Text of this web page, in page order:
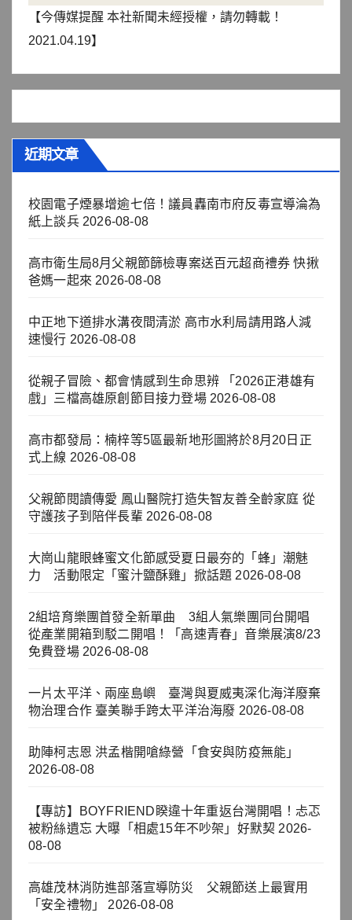
【今傳媒提醒 本社新聞未經授權，請勿轉載！
2021.04.19】
近期文章
校園電子煙暴增逾七倍！議員轟南市府反毒宣導淪為
紙上談兵 2026-08-08
高市衛生局8月父親節篩檢專案送百元超商禮券 快揪
爸媽一起來 2026-08-08
中正地下道排水溝夜間清淤 高市水利局請用路人減
速慢行 2026-08-08
從親子冒險、都會情感到生命思辨 「2026正港雄有
戲」三檔高雄原創節目接力登場 2026-08-08
高市都發局：楠梓等5區最新地形圖將於8月20日正
式上線 2026-08-08
父親節閱讀傳愛 鳳山醫院打造失智友善全齡家庭 從
守護孩子到陪伴長輩 2026-08-08
大崗山龍眼蜂蜜文化節感受夏日最夯的「蜂」潮魅
力 活動限定「蜜汁鹽酥雞」掀話題 2026-08-08
2組培育樂團首發全新單曲 3組人氣樂團同台開唱
從產業開箱到駁二開唱！「高速青春」音樂展演8/23
免費登場 2026-08-08
一片太平洋、兩座島嶼 臺灣與夏威夷深化海洋廢棄
物治理合作 臺美聯手跨太平洋治海廢 2026-08-08
助陣柯志恩 洪孟楷開嗆綠營「食安與防疫無能」
2026-08-08
【專訪】BOYFRIEND睽違十年重返台灣開唱！忐忑
被粉絲遺忘 大曝「相處15年不吵架」好默契 2026-
08-08
高雄茂林消防進部落宣導防災 父親節送上最實用
「安全禮物」
2026-08-08